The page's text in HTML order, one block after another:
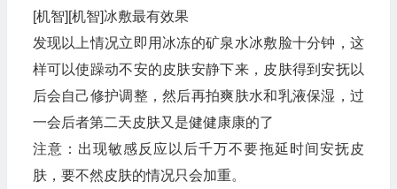
[机智][机智]冰敷最有效果
发现以上情况立即用冰冻的矿泉水冰敷脸十分钟，这
样可以使躁动不安的皮肤安静下来，皮肤得到安抚以
后会自己修护调整，然后再拍爽肤水和乳液保湿，过
一会后者第二天皮肤又是健健康康的了
注意：出现敏感反应以后千万不要拖延时间安抚皮
肤，要不然皮肤的情况只会加重。